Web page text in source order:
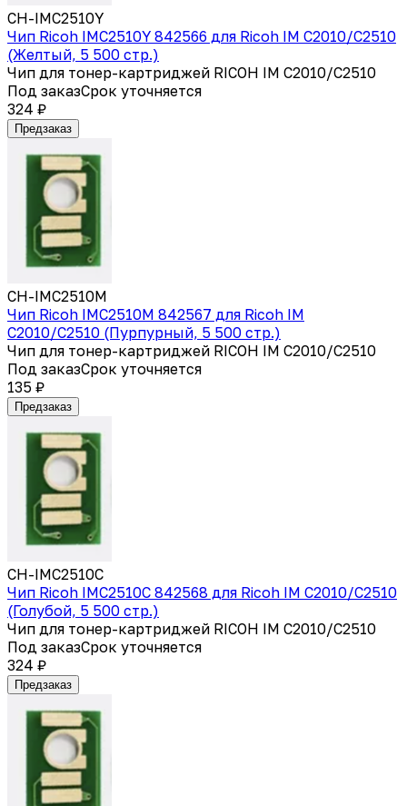
CH-IMC2510Y
Чип Ricoh IMC2510Y 842566 для Ricoh IM C2010/C2510
(Желтый, 5 500 стр.)
Чип для тонер-картриджей RICOH IM C2010/C2510
Под заказСрок уточняется
324 ₽
Предзаказ
CH-IMC2510M
Чип Ricoh IMC2510M 842567 для Ricoh IM
C2010/C2510 (Пурпурный, 5 500 стр.)
Чип для тонер-картриджей RICOH IM C2010/C2510
Под заказСрок уточняется
135 ₽
Предзаказ
CH-IMC2510C
Чип Ricoh IMC2510C 842568 для Ricoh IM C2010/C2510
(Голубой, 5 500 стр.)
Чип для тонер-картриджей RICOH IM C2010/C2510
Под заказСрок уточняется
324 ₽
Предзаказ